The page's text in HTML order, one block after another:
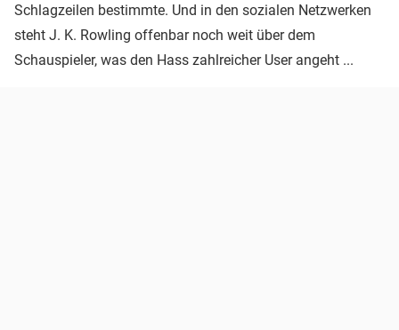
Schlagzeilen bestimmte. Und in den sozialen Netzwerken
steht J. K. Rowling offenbar noch weit über dem
Schauspieler, was den Hass zahlreicher User angeht ...